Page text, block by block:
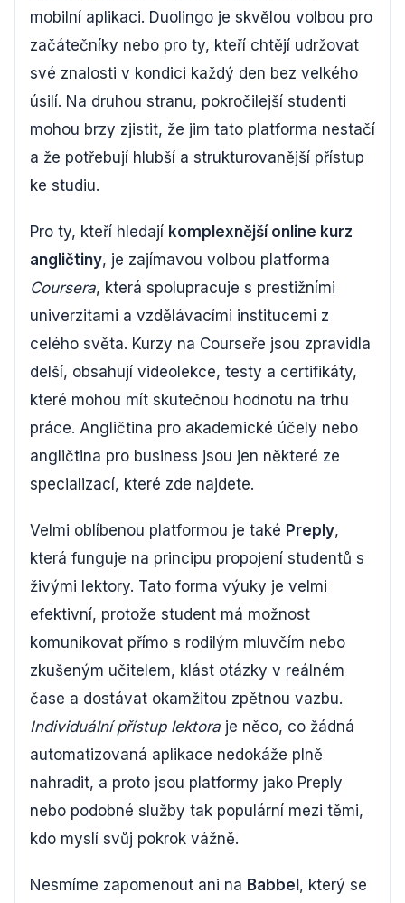
mobilní aplikaci. Duolingo je skvělou volbou pro
začátečníky nebo pro ty, kteří chtějí udržovat
své znalosti v kondici každý den bez velkého
úsilí. Na druhou stranu, pokročilejší studenti
mohou brzy zjistit, že jim tato platforma nestačí
a že potřebují hlubší a strukturovanější přístup
ke studiu.
Pro ty, kteří hledají komplexnější online kurz
angličtiny, je zajímavou volbou platforma
Coursera, která spolupracuje s prestižními
univerzitami a vzdělávacími institucemi z
celého světa. Kurzy na Courseře jsou zpravidla
delší, obsahují videolekce, testy a certifikáty,
které mohou mít skutečnou hodnotu na trhu
práce. Angličtina pro akademické účely nebo
angličtina pro business jsou jen některé ze
specializací, které zde najdete.
Velmi oblíbenou platformou je také Preply,
která funguje na principu propojení studentů s
živými lektory. Tato forma výuky je velmi
efektivní, protože student má možnost
komunikovat přímo s rodilým mluvčím nebo
zkušeným učitelem, klást otázky v reálném
čase a dostávat okamžitou zpětnou vazbu.
Individuální přístup lektora je něco, co žádná
automatizovaná aplikace nedokáže plně
nahradit, a proto jsou platformy jako Preply
nebo podobné služby tak populární mezi těmi,
kdo myslí svůj pokrok vážně.
Nesmíme zapomenout ani na Babbel , který se